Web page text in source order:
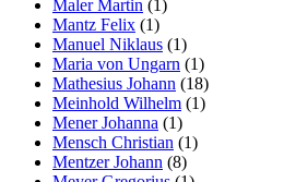
Maler Martin (1)
Mantz Felix (1)
Manuel Niklaus (1)
Maria von Ungarn (1)
Mathesius Johann (18)
Meinhold Wilhelm (1)
Mener Johanna (1)
Mensch Christian (1)
Mentzer Johann (8)